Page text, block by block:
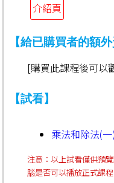
介紹頁
【給已購買者的額外
[購買此課程後可以
【試看】
乘法和除法(
注意：以上試看僅供預
腦是否可以播放正式課